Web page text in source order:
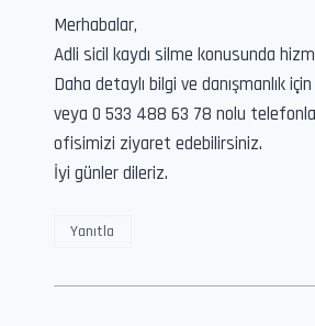
Merhabalar,
Adli sicil kaydı silme konusunda
Daha detaylı bilgi ve danışmanlık
veya 0 533 488 63 78 nolu
ofisimizi ziyaret edebilirsiniz.
İyi günler dileriz.
Yanıtla